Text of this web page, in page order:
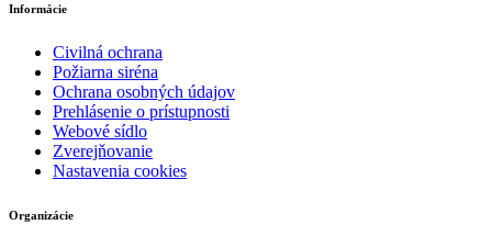
Informácie
Civilná ochrana
Požiarna siréna
Ochrana osobných údajov
Prehlásenie o prístupnosti
Webové sídlo
Zverejňovanie
Nastavenia cookies
Organizácie